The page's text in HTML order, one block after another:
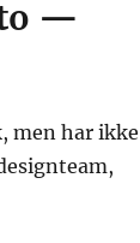
—
men har ikke